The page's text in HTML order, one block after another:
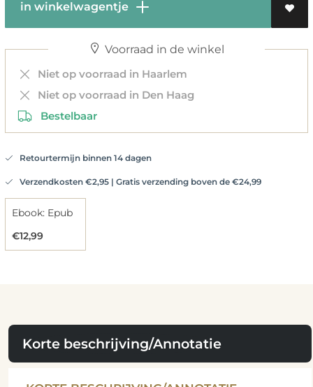
in winkelwagentje
Voorraad in de winkel
Niet op voorraad in Haarlem
Niet op voorraad in Den Haag
Bestelbaar
Retourtermijn binnen 14 dagen
Verzendkosten €2,95 | Gratis verzending boven de €24,99
Ebook: Epub
€12,99
Korte beschrijving/Annotatie